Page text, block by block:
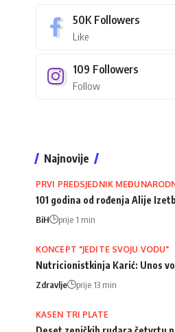
50K Followers
Like
109 Followers
Follow
Najnovije
PRVI PREDSJEDNIK
101 godina od rođenja Alije
BiH prije 1 min
KONCEPT "JEDITE SVOJU VODU"
Nutricionistkinja Karić: Unos
Zdravlje prije 13 min
KASEN TRI PLATE